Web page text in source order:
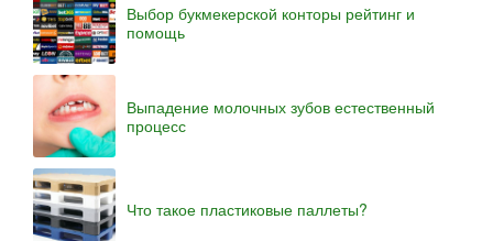
Выбор букмекерской конторы рейтинг и
помощь
Выпадение молочных зубов естественный
процесс
Что такое пластиковые паллеты?